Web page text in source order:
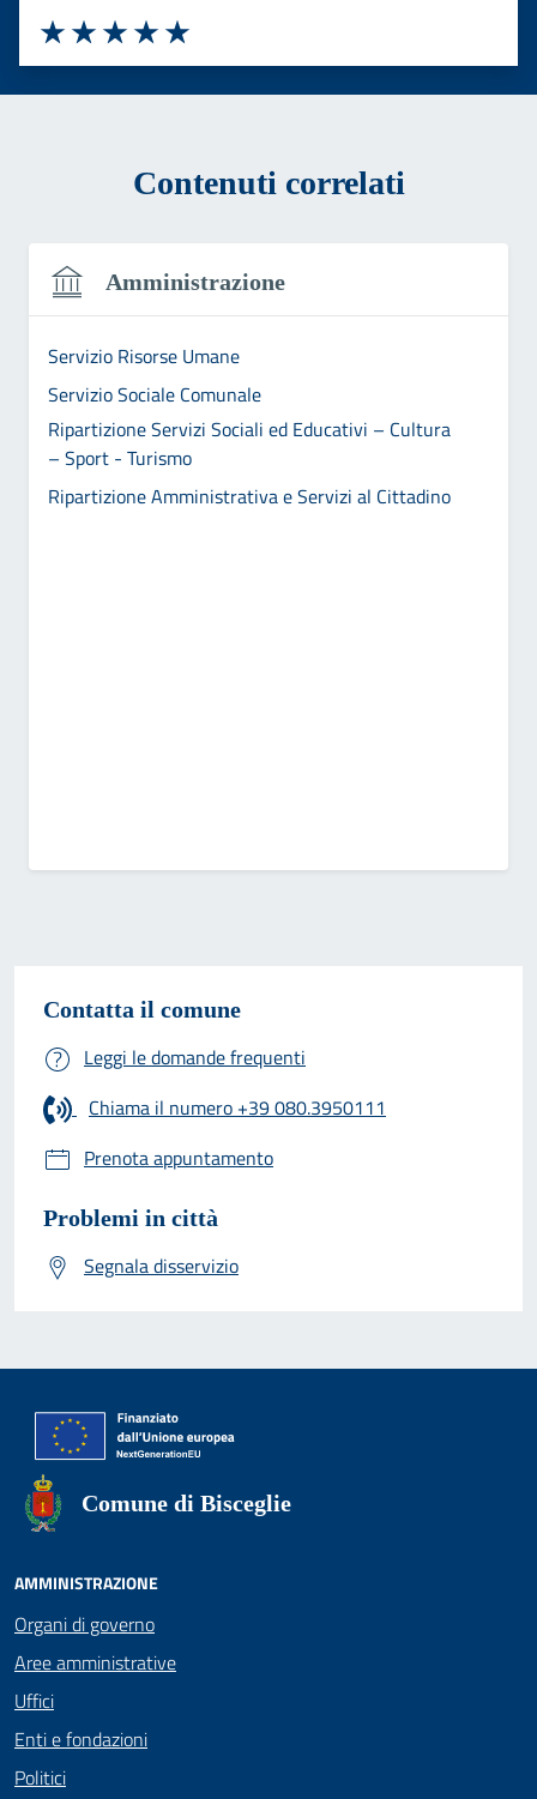
Valuta 5 stelle su 5
Valuta 4 stelle su 5
Valuta 3 stelle su 5
Valuta 2 stelle su 5
Valuta 1 stelle su 5
Contenuti correlati
Amministrazione
Servizio Risorse Umane
Servizio Sociale Comunale
Ripartizione Servizi Sociali ed Educativi – Cultura
– Sport - Turismo
Ripartizione Amministrativa e Servizi al Cittadino
Contatta il comune
Leggi le domande frequenti
Chiama il numero +39 080.3950111
Prenota appuntamento
Problemi in città
Segnala disservizio
Comune di Bisceglie
AMMINISTRAZIONE
Organi di governo
Aree amministrative
Uffici
Enti e fondazioni
Politici